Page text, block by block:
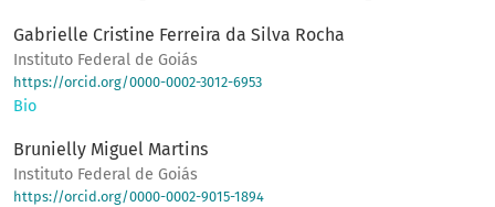
Gabrielle Cristine Ferreira da Silva Rocha
Instituto Federal de Goiás
https://orcid.org/0000-0002-3012-6953
Bio
Brunielly Miguel Martins
Instituto Federal de Goiás
https://orcid.org/0000-0002-9015-1894